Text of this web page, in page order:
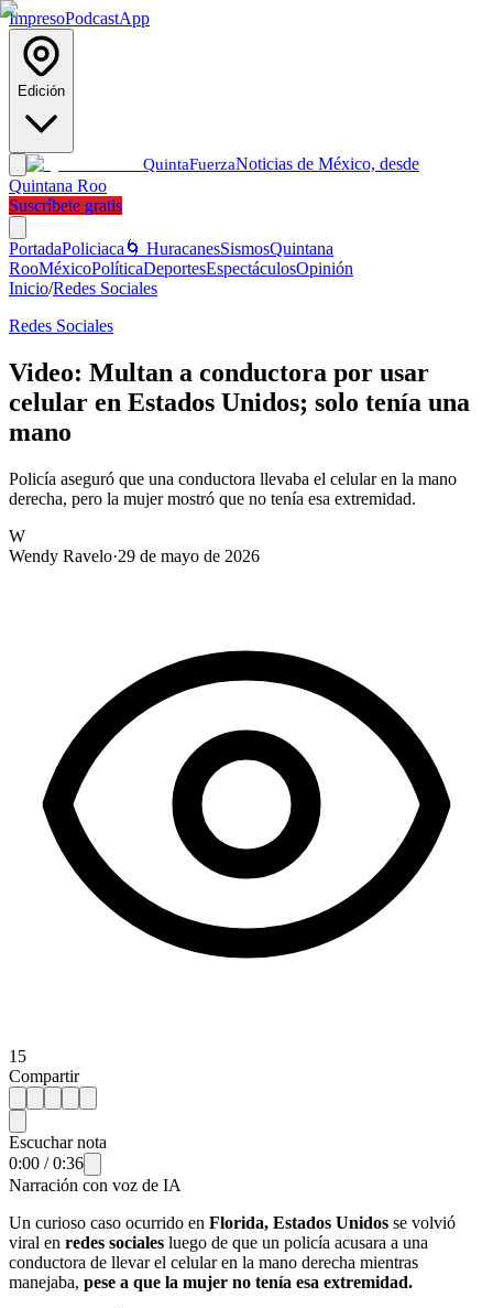
ImpresoPodcastApp
Edición
QuintaFuerzaNoticias de México, desde
Quintana Roo
Suscríbete gratis
PortadaPoliciaca 🌀 HuracanesSismosQuintana
RooMéxicoPolíticaDeportesEspectáculosOpinión
Inicio/Redes Sociales
Redes Sociales
Video: Multan a conductora por usar
celular en Estados Unidos; solo tenía una
mano
Policía aseguró que una conductora llevaba el celular en la mano
derecha, pero la mujer mostró que no tenía esa extremidad.
W
Wendy Ravelo·29 de mayo de 2026
15
Compartir
Escuchar nota
0:00 /0:36
Narración con voz de IA
Un curioso caso ocurrido en Florida, Estados Unidos se volvió
viral en redes sociales luego de que un policía acusara a una
conductora de llevar el celular en la mano derecha mientras
manejaba, pese a que la mujer no tenía esa extremidad.